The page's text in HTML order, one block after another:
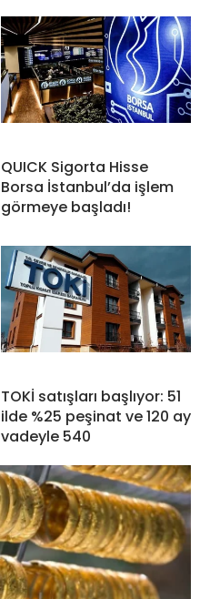
QUICK Sigorta Hisse
Borsa İstanbul’da işlem
görmeye başladı!
TOKİ satışları başlıyor: 51
ilde %25 peşinat ve 120 ay
vadeyle 540